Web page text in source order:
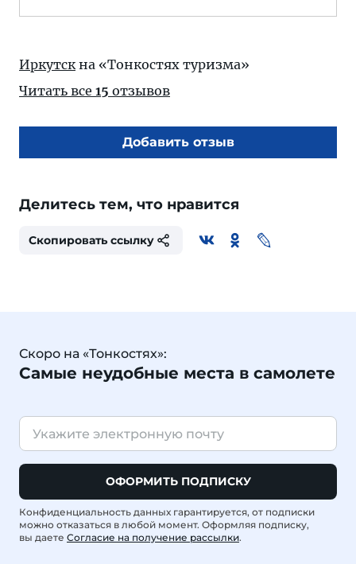
Иркутскна «Тонкостях туризма»
Читать все 15 отзывов
Добавить отзыв
Делитесь тем, что нравится
Скопировать ссылку
Скоро на «Тонкостях»:
Самые неудобные места в самолете
ОФОРМИТЬ ПОДПИСКУ
Конфиденциальность данных гарантируется, от подписки
можно отказаться в любой момент. Оформляя подписку,
вы даете Согласие на получение рассылки.